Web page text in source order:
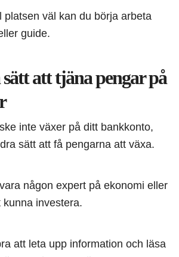
platsen väl kan du börja arbeta
guide.
att tjäna pengar på
inte växer på ditt bankkonto,
sätt att få pengarna att växa.
någon expert på ekonomi eller
investera.
att leta upp information och läsa